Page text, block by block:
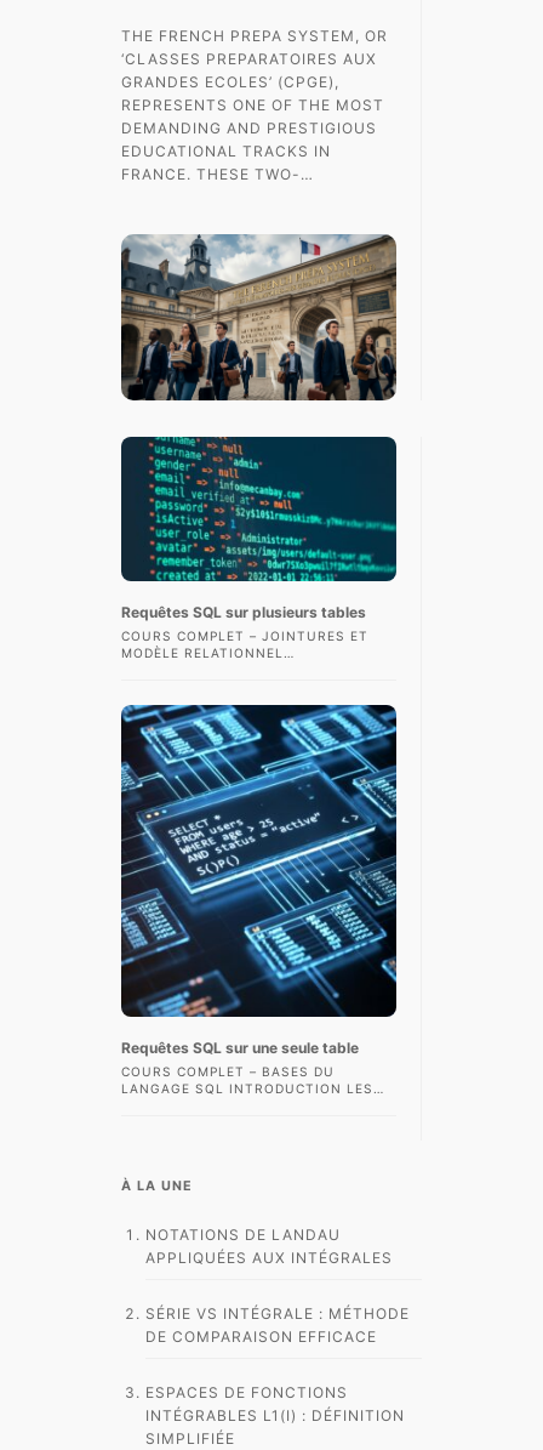
THE FRENCH PREPA SYSTEM, OR
‘CLASSES PREPARATOIRES AUX
GRANDES ECOLES’ (CPGE),
REPRESENTS ONE OF THE MOST
DEMANDING AND PRESTIGIOUS
EDUCATIONAL TRACKS IN
FRANCE. THESE TWO-…
Requêtes SQL sur plusieurs tables
COURS COMPLET – JOINTURES ET
MODÈLE RELATIONNEL
RELATIONNELLES EST DE
POUVOIR CROISER…
Requêtes SQL sur une seule table
COURS COMPLET – BASES DU
LANGAGE SQL INTRODUCTION LES
À LA UNE
NOTATIONS DE LANDAU
APPLIQUÉES AUX INTÉGRALES
SÉRIE VS INTÉGRALE : MÉTHODE
DE COMPARAISON EFFICACE
ESPACES DE FONCTIONS
INTÉGRABLES L1(I) : DÉFINITION
SIMPLIFIÉE